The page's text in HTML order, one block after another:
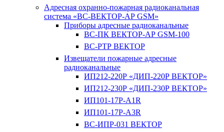
Адресная охранно-пожарная радиоканальная
система «ВС-ВЕКТОР-АР GSM»
Приборы адресные радиоканальные
ВС-ПК ВЕКТОР-АР GSM-100
ВС-РТР ВЕКТОР
Извещатели пожарные адресные
радиоканальные
ИП212-220Р «ДИП-220Р ВЕКТОР»
ИП212-230Р «ДИП-230Р ВЕКТОР»
ИП101-17Р-A1R
ИП101-17Р-A3R
ВС-ИПР-031 ВЕКТОР